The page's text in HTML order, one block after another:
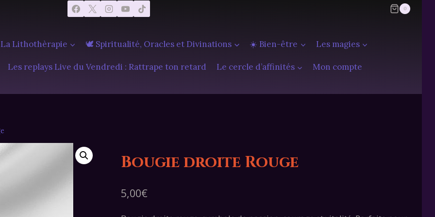
0
Lithothèrapie 🕊️ Spiritualité, Oracles et Divinations ☀️ Bien-être Les magies
Les replays Live du Vendredi : Rattrape ton retard Le cercle d’affinités Mon compte
Bougie droite Rouge
5,00€